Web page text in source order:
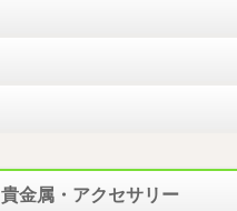
貴金属・アクセサリー